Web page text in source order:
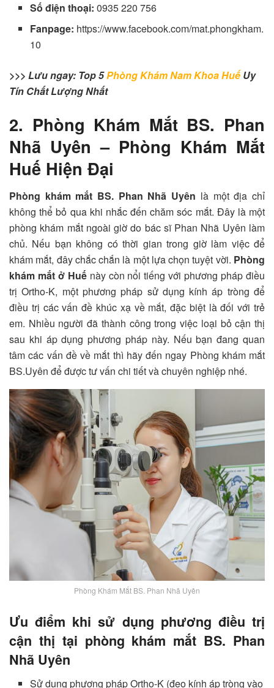
Số điện thoại: 0935 220 756
Fanpage: https://www.facebook.com/mat.phongkham.
10
>>> Lưu ngay: Top 5Phòng Khám Nam Khoa HuếUy
Tín Chất Lượng Nhất
2. Phòng Khám Mắt BS. Phan
Nhã Uyên – Phòng Khám Mắt
Huế Hiện Đại
Phòng khám mắt BS. Phan Nhã Uyên là một địa chỉ
không thể bỏ qua khi nhắc đến chăm sóc mắt. Đây là một
phòng khám mắt ngoài giờ do bác sĩ Phan Nhã Uyên làm
chủ. Nếu bạn không có thời gian trong giờ làm việc để
khám mắt, đây chắc chắn là một lựa chọn tuyệt vời. Phòng
khám mắt ở Huếnày còn nổi tiếng với phương pháp điều
trị Ortho-K, một phương pháp sử dụng kính áp tròng để
điều trị các vấn đề khúc xạ về mắt, đặc biệt là đối với trẻ
em. Nhiều người đã thành công trong việc loại bỏ cận thị
sau khi áp dụng phương pháp này. Nếu bạn đang quan
tâm các vấn đề về mắt thì hãy đến ngay Phòng khám mắt
BS.Uyên để được tư vấn chi tiết và chuyên nghiệp nhé.
Phòng Khám Mắt BS. Phan Nhã Uyên
Ưu điểm khi sử dụng phương điều trị
cận thị tại phòng khám mắt BS. Phan
Nhã Uyên
Sử dụng phương pháp Ortho-K (đeo kính áp tròng vào